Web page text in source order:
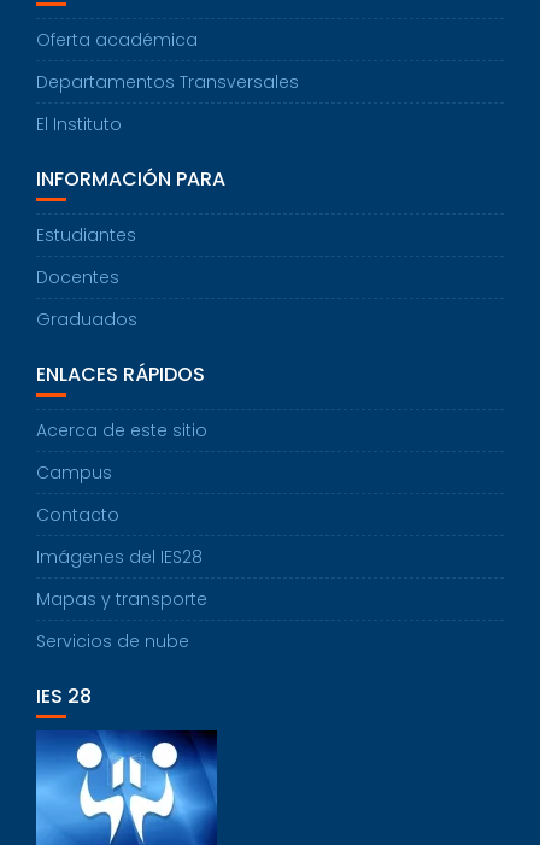
Oferta académica
Departamentos Transversales
El Instituto
INFORMACIÓN PARA
Estudiantes
Docentes
Graduados
ENLACES RÁPIDOS
Acerca de este sitio
Campus
Contacto
Imágenes del IES28
Mapas y transporte
Servicios de nube
IES 28